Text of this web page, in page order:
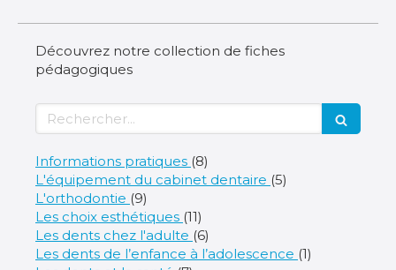
Découvrez notre collection de fiches
pédagogiques
Rechercher
Informations pratiques (8)
L'équipement du cabinet dentaire (5)
L'orthodontie (9)
Les choix esthétiques (11)
Les dents chez l'adulte (6)
Les dents de l’enfance à l’adolescence (1)